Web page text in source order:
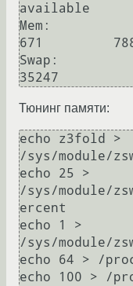
available
Mem:
671
Swap:
Тюнинг памяти:
echo z3fold >
/sys/module/
echo 25 >
/sys/module/
ercent
echo 1 >
/sys/module/
echo 64 > /
echo 100 > /